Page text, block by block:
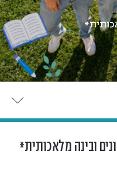
ובינה מלאכותית*